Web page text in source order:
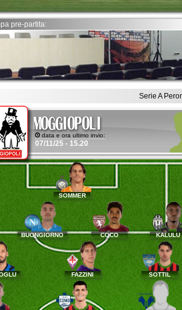
pre-partita:
Serie A
data e ora ultimo invio:
07/11/25 - 15.20
SOMMER
BUONGIORNO COCO
FAZZINI SOTTIL